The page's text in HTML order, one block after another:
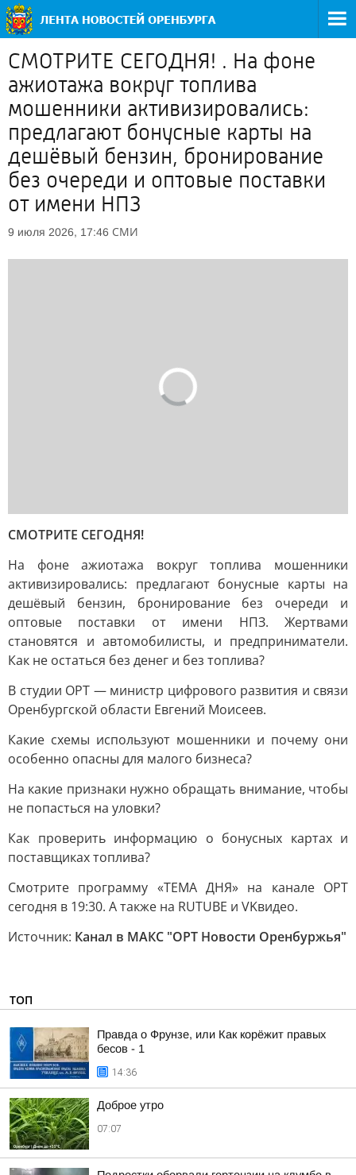
СМОТРИТЕ СЕГОДНЯ! . На фоне
ажиотажа вокруг топлива
мошенники активизировались:
предлагают бонусные карты на
дешёвый бензин, бронирование
без очереди и оптовые поставки
от имени НПЗ
9 июля 2026, 17:46 СМИ
СМОТРИТЕ СЕГОДНЯ!
На фоне ажиотажа вокруг топлива мошенники
активизировались: предлагают бонусные карты на
дешёвый бензин, бронирование без очереди и
оптовые поставки от имени НПЗ. Жертвами
становятся и автомобилисты, и предприниматели.
Как не остаться без денег и без топлива?
В студии ОРТ — министр цифрового развития и связи
Оренбургской области Евгений Моисеев.
Какие схемы используют мошенники и почему они
особенно опасны для малого бизнеса?
На какие признаки нужно обращать внимание, чтобы
не попасться на уловки?
Как проверить информацию о бонусных картах и
поставщиках топлива?
Смотрите программу «ТЕМА ДНЯ» на канале ОРТ
сегодня в 19:30. А также на RUTUBE и VKвидео.
Источник: Канал в МАКС "ОРТ Новости Оренбуржья"
ТОП
Правда о Фрунзе, или Как корёжит правых
бесов - 1
14:36
Доброе утро
07:07